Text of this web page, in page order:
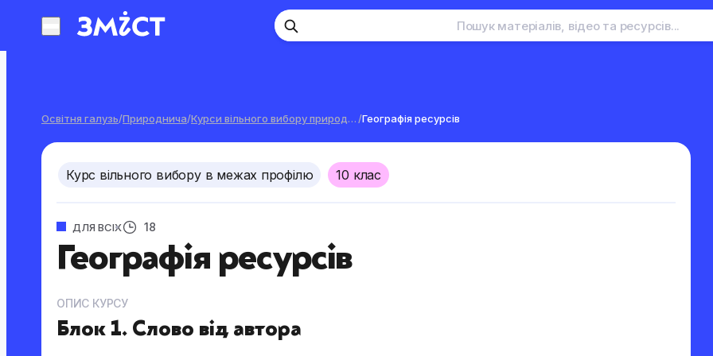
Перейти
Освітня галузь/Природнича/ Курси вільного вибору природничої /Географія ресурсів
Курс вільного вибору в межах профілю 10 клас
ДЛЯ ВСІХ 18
Географія ресурсів
ОПИС КУРСУ
Блок 1. Слово від автора